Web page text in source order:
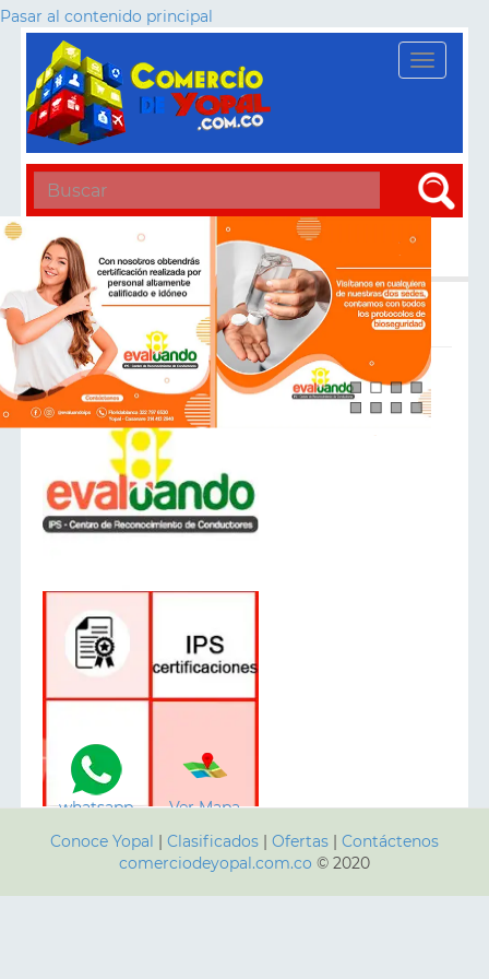
Pasar al contenido principal
Toggle
Apply
Ips
whatsapp
Ver Mapa
Conoce Yopal
Clasificados Ofertas
Contáctenos
comerciodeyopal.com.co © 2020